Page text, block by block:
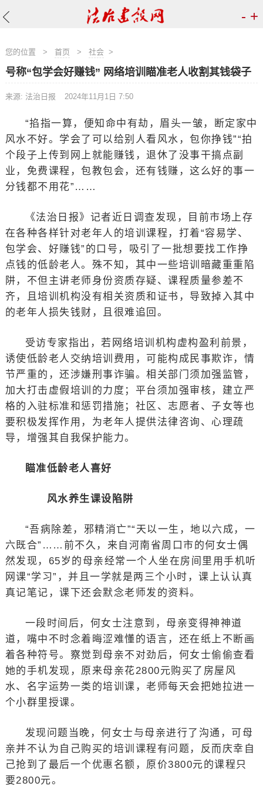
- +
您的位置 > 首页 > 社会>
号称“包学会好赚钱” 网络培训瞄准老人收割其钱袋子
来源: 法治日报 2024年11月1日 7:50
“掐指一算，便知命中有劫，眉头一皱，断定家中
风水不好。学会了可以给别人看风水，包你挣钱”“拍
个段子上传到网上就能赚钱，退休了没事干搞点副
业，免费课程，包教包会，还有钱赚，这么好的事一
分钱都不用花”……
《法治日报》记者近日调查发现，目前市场上存
在各种各样针对老年人的培训课程，打着“容易学、
包学会、好赚钱”的口号，吸引了一批想要找工作挣
点钱的低龄老人。殊不知，其中一些培训暗藏重重陷
阱，不但主讲老师身份资质存疑、课程质量参差不
齐，且培训机构没有相关资质和证书，导致掉入其中
的老年人损失钱财，且很难追回。
受访专家指出，若网络培训机构虚构盈利前景，
诱使低龄老人交纳培训费用，可能构成民事欺诈，情
节严重的，还涉嫌刑事诈骗。相关部门须加强监管，
加大打击虚假培训的力度；平台须加强审核，建立严
格的入驻标准和惩罚措施；社区、志愿者、子女等也
要积极发挥作用，为老年人提供法律咨询、心理疏
导，增强其自我保护能力。
瞄准低龄老人喜好
风水养生课设陷阱
“吾病除差，邪精消亡”“天以一生，地以六成，一
六既合”……前不久，来自河南省周口市的何女士偶
然发现，65岁的母亲经常一个人坐在房间里用手机听
网课“学习”，并且一学就是两三个小时，课上认认真
真记笔记，课下还会默念老师发的资料。
一段时间后，何女士注意到，母亲变得神神道
道，嘴中不时念着晦涩难懂的语言，还在纸上不断画
着各种符号。察觉到母亲不对劲后，何女士偷偷查看
她的手机发现，原来母亲花2800元购买了房屋风
水、名字运势一类的培训课，老师每天会把她拉进一
个小群里授课。
发现问题当晚，何女士与母亲进行了沟通，可母
亲并不认为自己购买的培训课程有问题，反而庆幸自
己抢到了最后一个优惠名额，原价3800元的课程只
要2800元。